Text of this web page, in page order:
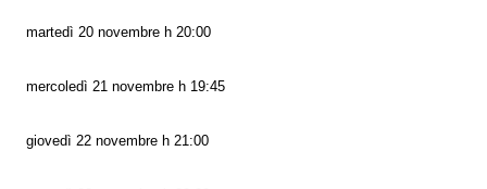
martedì 20 novembre h 20:00
mercoledì 21 novembre h 19:45
giovedì 22 novembre h 21:00